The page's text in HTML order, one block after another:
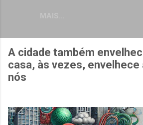
A cidade também
casa, às vezes, envelhece
nós